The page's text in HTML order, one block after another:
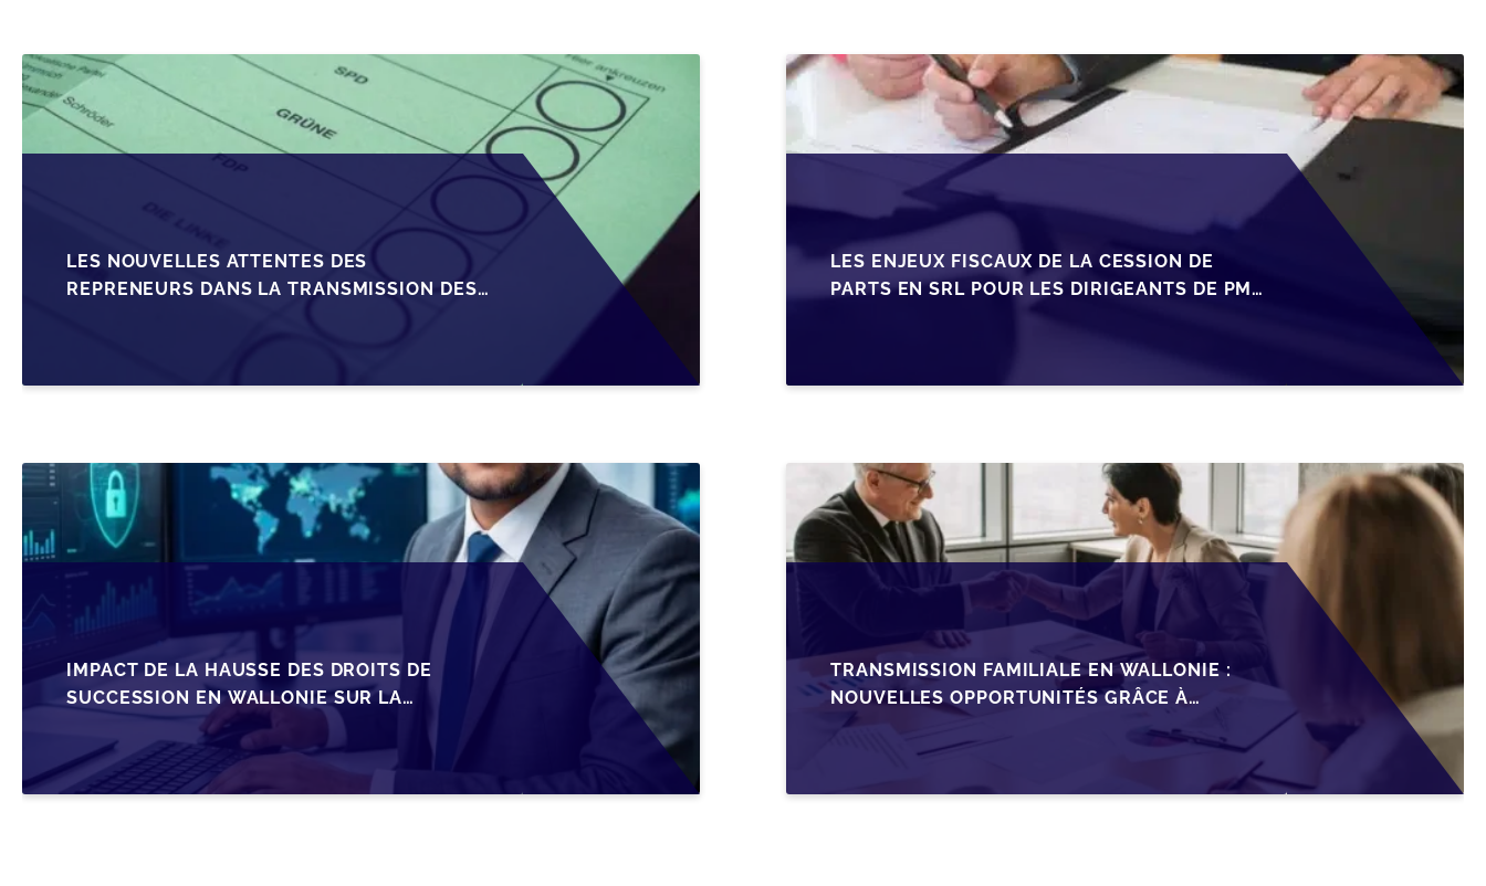
LES NOUVELLES ATTENTES DES
REPRENEURS DANS LA TRANSMISSION DES
LES ENJEUX FISCAUX DE LA CESSION DE
PARTS EN SRL POUR LES DIRIGEANTS DE PME
IMPACT DE LA HAUSSE DES DROITS DE
SUCCESSION EN WALLONIE SUR LA
TRANSMISSION FAMILIALE DES PME
TRANSMISSION FAMILIALE EN WALLONIE :
NOUVELLES OPPORTUNITÉS GRÂCE À
L’AJUSTEMENT FISCAL